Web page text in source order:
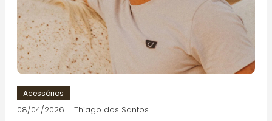
Acessórios
08/04/2026 Thiago dos Santos